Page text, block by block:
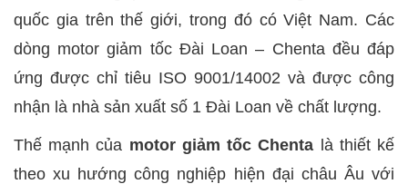
quốc gia trên thế giới, trong đó có Việt Nam. Các
dòng motor giảm tốc Đài Loan – Chenta đều đáp
ứng được chỉ tiêu ISO 9001/14002 và được công
nhận là nhà sản xuất số 1 Đài Loan về chất lượng.
Thế mạnh của motor giảm tốc Chenta là thiết kế
theo xu hướng công nghiệp hiện đại châu Âu với